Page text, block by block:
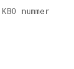
nummer